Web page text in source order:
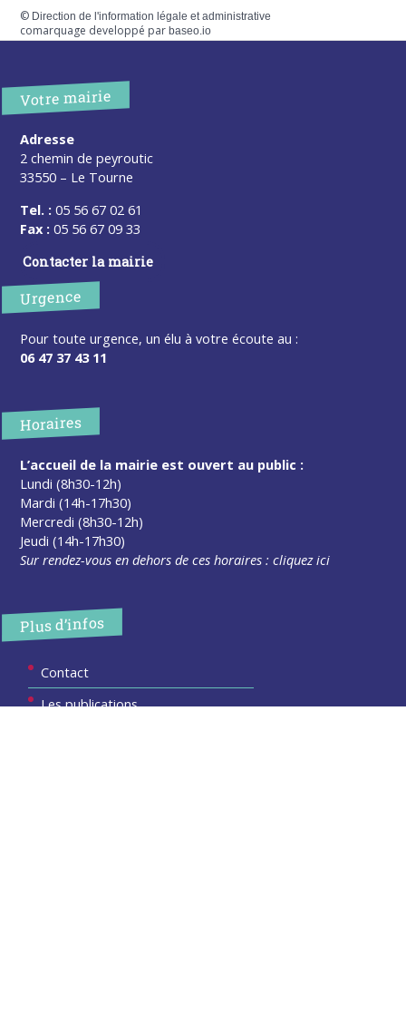
© Direction de l'information légale et administrative
comarquage developpé parbaseo.io
Votre mairie
Adresse
2 chemin de peyroutic
33550 – Le Tourne
Tel. : 05 56 67 02 61
Fax : 05 56 67 09 33
Contacter la mairie
Urgence
Pour toute urgence, un élu à votre écoute au :
06 47 37 43 11
Horaires
L’accueil de la mairie est ouvert au public :
Lundi (8h30-12h)
Mardi (14h-17h30)
Mercredi (8h30-12h)
Jeudi (14h-17h30)
Sur rendez-vous en dehors de ces horaires :cliquez ici
Plus d’infos
Contact
Les publications